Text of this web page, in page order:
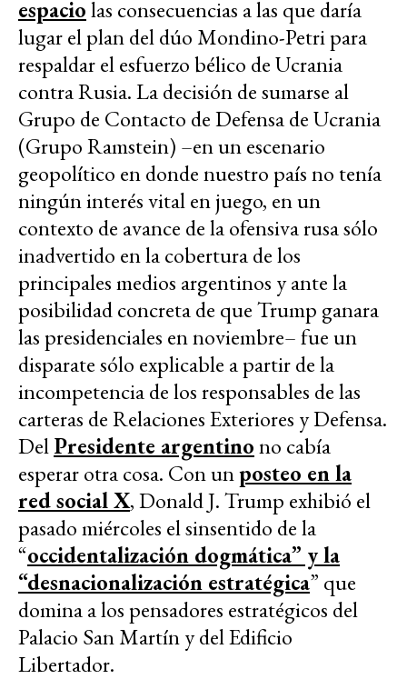
espaciolas consecuencias a las que daría
lugar el plan del dúo Mondino-Petri para
respaldar el esfuerzo bélico de Ucrania
contra Rusia. La decisión de sumarse al
Grupo de Contacto de Defensa de Ucrania
(Grupo Ramstein) –en un escenario
geopolítico en donde nuestro país no tenía
ningún interés vital en juego, en un
contexto de avance de la ofensiva rusa sólo
inadvertido en la cobertura de los
principales medios argentinos y ante la
posibilidad concreta de que Trump ganara
las presidenciales en noviembre– fue un
disparate sólo explicable a partir de la
incompetencia de los responsables de las
carteras de Relaciones Exteriores y Defensa.
DelPresidente argentinono cabía
esperar otra cosa. Con unposteo en la
red social X, Donald J. Trump exhibió el
pasado miércoles el sinsentido de la
“occidentalización dogmática” y la
“desnacionalización estratégica” que
domina a los pensadores estratégicos del
Palacio San Martín y del Edificio
Libertador.